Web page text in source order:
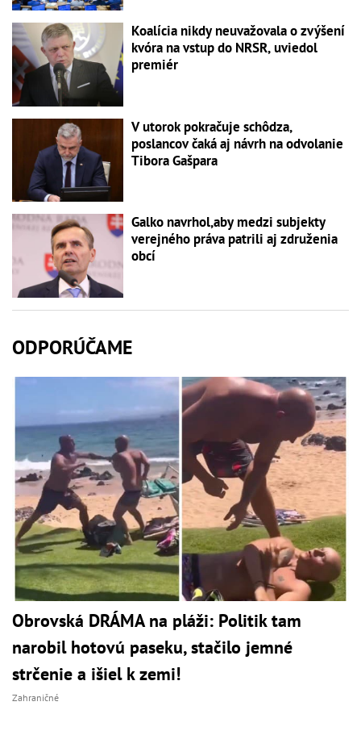
Koalícia nikdy neuvažovala o zvýšení
kvóra na vstup do NRSR, uviedol
premiér
V utorok pokračuje schôdza,
poslancov čaká aj návrh na odvolanie
Tibora Gašpara
Galko navrhol,aby medzi subjekty
verejného práva patrili aj združenia
obcí
ODPORÚČAME
Obrovská DRÁMA na pláži: Politik tam
narobil hotovú paseku, stačilo jemné
strčenie a išiel k zemi!
Zahraničné